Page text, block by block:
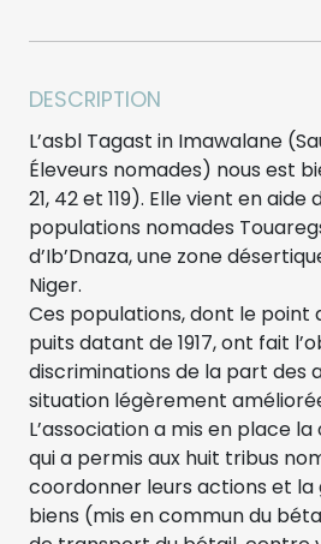
DESCRIPTION
L’asbl Tagast in Imawalane
Éleveurs nomades) nous est
21, 42 et 119). Elle vient en aide
populations nomades
d’Ib’Dnaza, une zone
Niger.
Ces populations, dont le point
puits datant de 1917, ont fait
discriminations de la part des
situation légèrement
L’association a mis en place
qui a permis aux huit tribus
coordonner leurs actions et la
biens (mis en commun du